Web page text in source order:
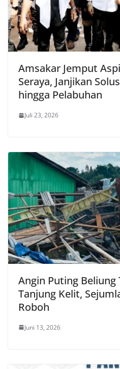
Amsakar Jemput
Seraya, Janjikan
hingga Pelabuhan
Juli 23, 2026
Angin Puting Beliung
Tanjung Kelit,
Roboh
Juni 13, 2026